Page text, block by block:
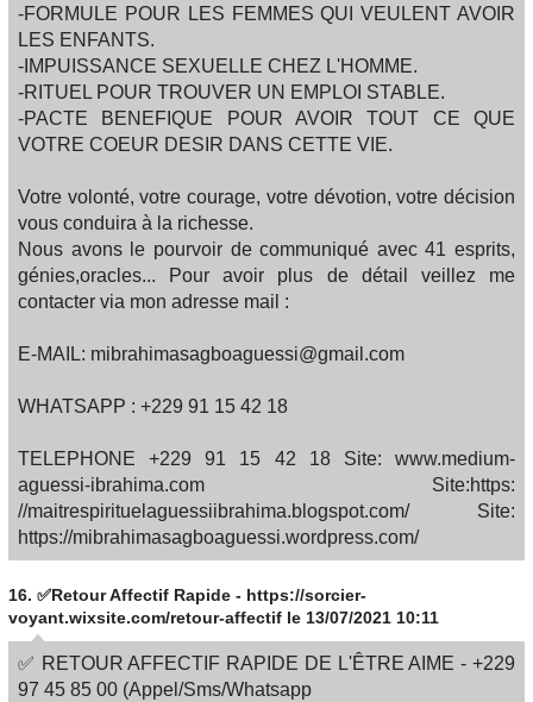
-FORMULE POUR LES FEMMES QUI VEULENT AVOIR
LES ENFANTS.
-IMPUISSANCE SEXUELLE CHEZ L'HOMME.
-RITUEL POUR TROUVER UN EMPLOI STABLE.
-PACTE BENEFIQUE POUR AVOIR TOUT CE QUE
VOTRE COEUR DESIR DANS CETTE VIE.
Votre volonté, votre courage, votre dévotion, votre décision
vous conduira à la richesse.
Nous avons le pourvoir de communiqué avec 41 esprits,
génies,oracles... Pour avoir plus de détail veillez me
contacter via mon adresse mail :
E-MAIL: mibrahimasagboaguessi@gmail.com
WHATSAPP : +229 91 15 42 18
TELEPHONE +229 91 15 42 18 Site: www.medium-
aguessi-ibrahima.com Site:https:
//maitrespirituelaguessiibrahima.blogspot.com/ Site:
https://mibrahimasagboaguessi.wordpress.com/
16. ✅Retour Affectif Rapide - https://sorcier-
voyant.wixsite.com/retour-affectif le 13/07/2021 10:11
✅ RETOUR AFFECTIF RAPIDE DE L'ÊTRE AIME - +229
97 45 85 00 (Appel/Sms/Whatsapp